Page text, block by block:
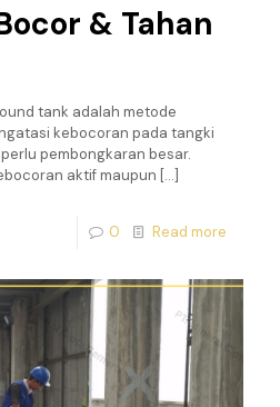
& Tahan
tank adalah metode
kebocoran pada tangki
pembongkaran besar.
aktif maupun […]
0 Read more